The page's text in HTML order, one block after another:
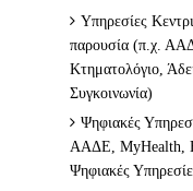
Υπηρεσίες
παρουσία (π.χ.
Κτηματολόγιο,
Συγκοινωνία)
Ψηφιακές
ΑΑΔΕ, MyHealth,
Ψηφιακές